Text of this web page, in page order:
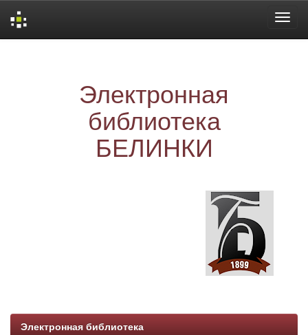
Электронная
библиотека
БЕЛИНКИ
Электронная библиотека